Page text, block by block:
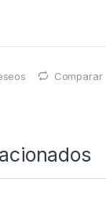
Comparar